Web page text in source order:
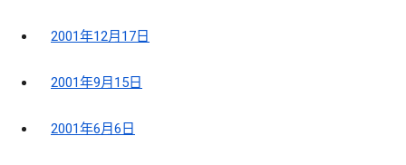
2001年12月17日
2001年9月15日
2001年6月6日